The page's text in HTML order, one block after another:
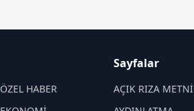
ÖZEL HABER
Sayfalar
AÇIK RIZA METNİ